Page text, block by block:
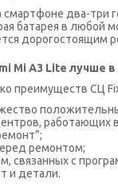
два-три
батарея в
дорогостоящим
Mi A3 Lite лучше
преимуществ СЦ
работающих
ремонтом;
связанных с
и детали.